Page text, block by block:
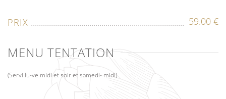
PRIX 59.00 €
MENU TENTATION
(Servi lu-ve midi et soir et samedi- midi)